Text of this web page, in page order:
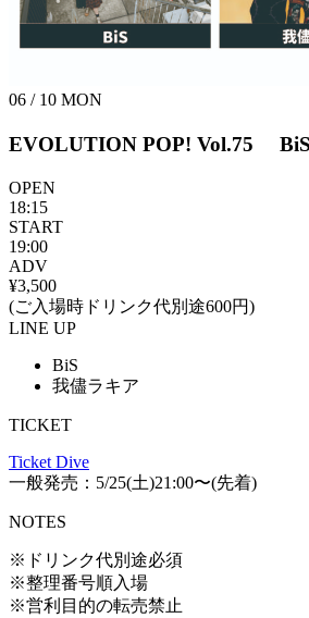
06 / 10 MON
EVOLUTION POP! Vol.75
OPEN
18:15
START
19:00
ADV
¥3,500
(ご入場時ドリンク代別途600円)
LINE UP
BiS
我儘ラキア
TICKET
Ticket Dive
一般発売：5/25(土)21:00〜(先着)
NOTES
※ドリンク代別途必須
※整理番号順入場
※営利目的の転売禁止